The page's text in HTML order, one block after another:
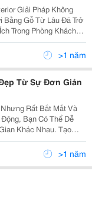
Trong Phòng Khách
Kia Kệ Tivi Chỉ Đơn
Hay...
>1 năm
Từ Sự Đơn Giản
Rất Bắt Mắt Và
Bạn Có Thể Dễ
Khác Nhau. Tạo
Sản Phẩm Mà
Nhỏ Xinh Cho Nhà Bạn.
>1 năm